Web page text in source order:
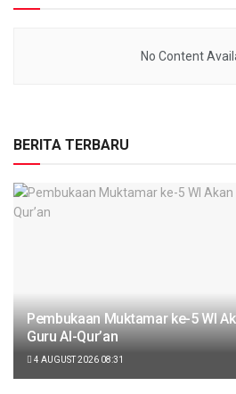
No Content
BERITA TERBARU
Pembukaan Muktamar ke-5 WI
Guru Al-Qur’an
4 AUGUST 2026 08:31